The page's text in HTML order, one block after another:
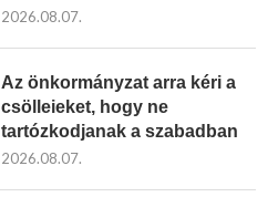
2026.08.07.
Az önkormányzat arra kéri a
csölleieket, hogy ne
tartózkodjanak a szabadban
2026.08.07.